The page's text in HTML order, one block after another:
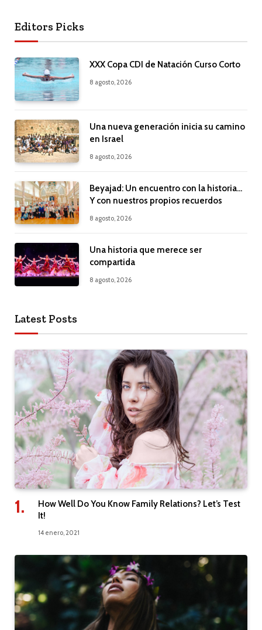
Editors Picks
XXX Copa CDI de Natación Curso Corto
8 agosto, 2026
Una nueva generación inicia su camino
en Israel
8 agosto, 2026
Beyajad: Un encuentro con la historia…
Y con nuestros propios recuerdos
8 agosto, 2026
Una historia que merece ser
compartida
8 agosto, 2026
Latest Posts
How Well Do You Know Family Relations? Let’s Test
It!
14 enero, 2021